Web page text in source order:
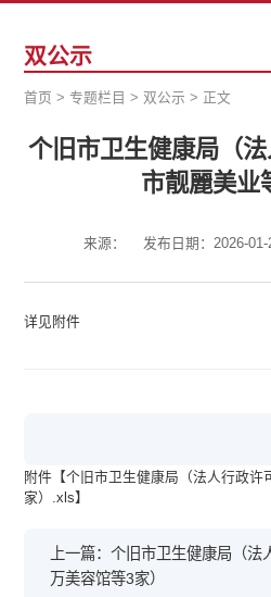
双公示
首页 >专题栏目 > 双公示 > 正文
个旧市卫生健康局（
市靓麗美业
来源： 发布日期：2026-01-
详见附件
附件【个旧市卫生健康局（法人行政
家）.xls】
上一篇：个旧市卫生健康局（
万美容馆等3家）